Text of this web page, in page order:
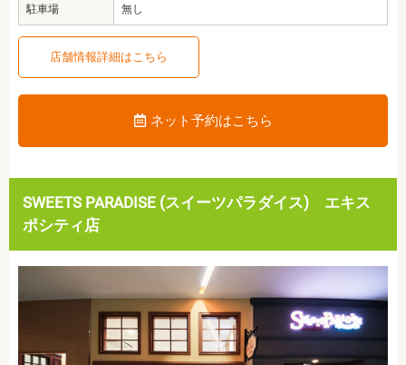
駐車場 無し
店舗情報詳細はこちら
ネット予約はこちら
SWEETS PARADISE (スイーツパラダイス) エキス
ポシティ店